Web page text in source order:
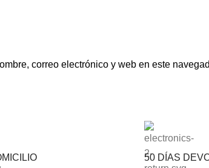
correo electrónico y web en este
50 DÍAS